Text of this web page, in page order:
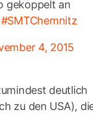
gekoppelt an
#SMTChemnitz
4, 2015
deutlich
zu den USA),